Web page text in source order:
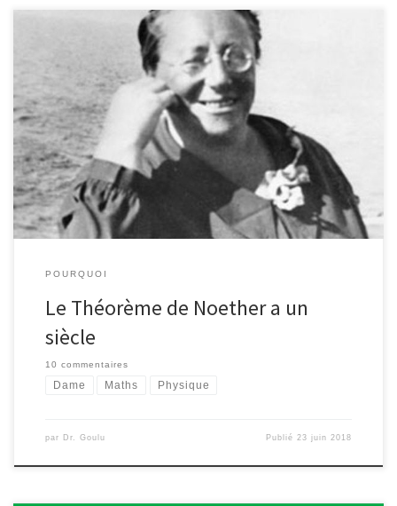
Il y a pile un siècle, en 1918, la mathématicienne Emmy Noether
publia un résultat si important pour la physique qu’Einstein le
qualifia de « monument de la pensée mathématique ». En deux
mots, le théorème de Noether relie les lois de conservation à la
symétrie des lois de la physique. Les […]
POURQUOI
Le Théorème de Noether a un
siècle
10 commentaires
Dame Maths Physique
par Dr. Goulu Publié 23 juin 2018